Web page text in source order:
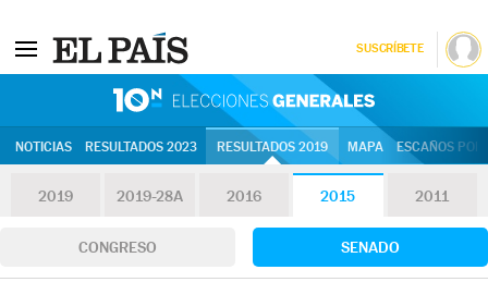
SUSCRÍBETE
NOTICIAS RESULTADOS 2023 RESULTADOS 2019 MAPA ESCAÑOS
2019 2019-28A 2016 2015 2011
CONGRESO SENADO